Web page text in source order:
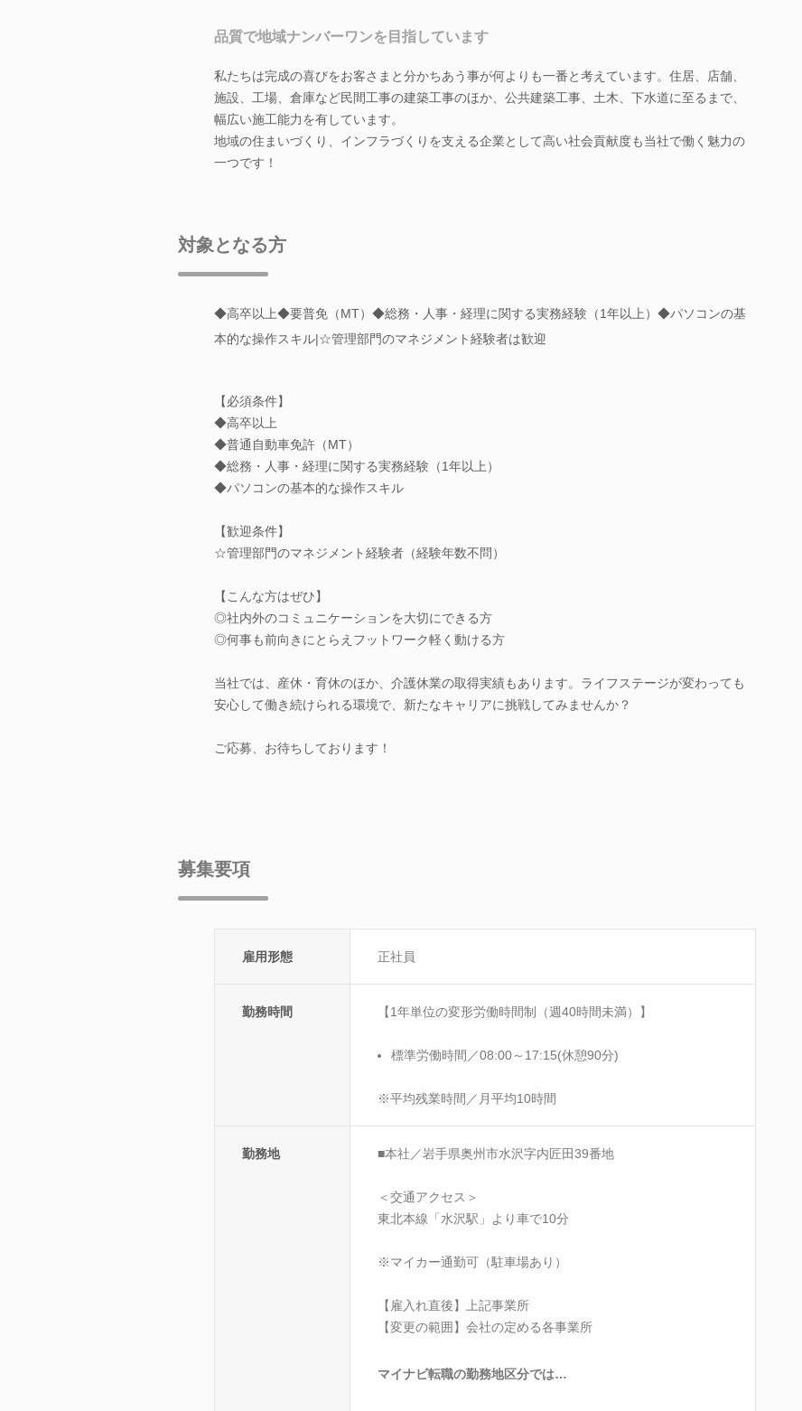
品質で地域ナンバーワンを目指しています
私たちは完成の喜びをお客さまと分かちあう事が何よりも一番と考えています。住居、店舗、
施設、工場、倉庫など民間工事の建築工事のほか、公共建築工事、土木、下水道に至るまで、
幅広い施工能力を有しています。
地域の住まいづくり、インフラづくりを支える企業として高い社会貢献度も当社で働く魅力の
一つです！
対象となる方
◆高卒以上◆要普免（MT）◆総務・人事・経理に関する実務経験（1年以上）◆パソコンの基
本的な操作スキル|☆管理部門のマネジメント経験者は歓迎
【必須条件】
◆高卒以上
◆普通自動車免許（MT）
◆総務・人事・経理に関する実務経験（1年以上）
◆パソコンの基本的な操作スキル
【歓迎条件】
☆管理部門のマネジメント経験者（経験年数不問）
【こんな方はぜひ】
◎社内外のコミュニケーションを大切にできる方
◎何事も前向きにとらえフットワーク軽く動ける方
当社では、産休・育休のほか、介護休業の取得実績もあります。ライフステージが変わっても
安心して働き続けられる環境で、新たなキャリアに挑戦してみませんか？
ご応募、お待ちしております！
募集要項
雇用形態 正社員
勤務時間 【1年単位の変形労働時間制（週40時間未満）】
標準労働時間／08:00～17:15(休憩90分)
※平均残業時間／月平均10時間
勤務地 ■本社／岩手県奥州市水沢字内匠田39番地
＜交通アクセス＞
東北本線「水沢駅」より車で10分
※マイカー通勤可（駐車場あり）
【雇入れ直後】上記事業所
【変更の範囲】会社の定める各事業所
マイナビ転職の勤務地区分では…